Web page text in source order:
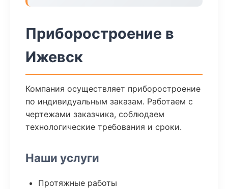
Приборостроение в
Ижевск
Компания осуществляет приборостроение
по индивидуальным заказам. Работаем с
чертежами заказчика, соблюдаем
технологические требования и сроки.
Наши услуги
Протяжные работы